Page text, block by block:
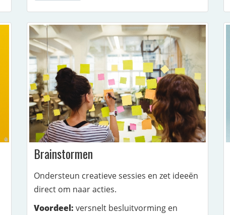
Brainstormen
Ondersteun creatieve sessies en zet ideeën
direct om naar acties.
Voordeel: versnelt besluitvorming en